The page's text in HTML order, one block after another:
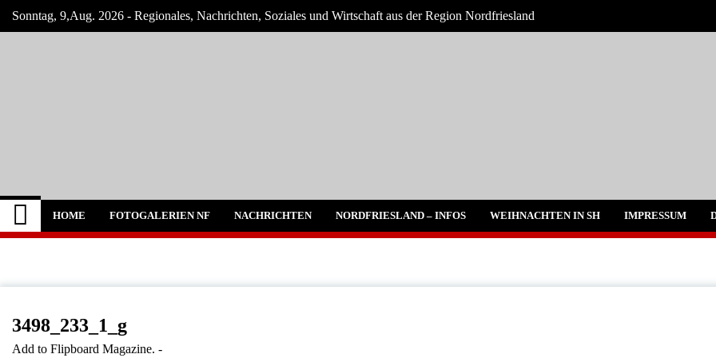
Skip
Sonntag, 9,Aug. 2026 - Regionales, Nachrichten, Soziales und Wirtschaft aus der Region Nordfriesland
Nordfriesland O. Nachrichten
Nachrichten für Nordfriesland und Husum
HOME FOTOGALERIEN NF NACHRICHTEN NORDFRIESLAND – INFOS WEIHNACHTEN IN SH IMPRESSUM
3498_233_1_g
Add to Flipboard Magazine. -